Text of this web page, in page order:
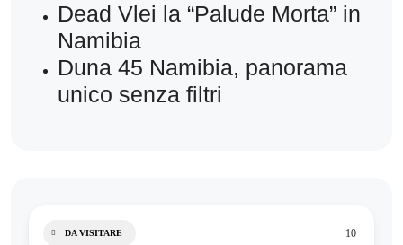
Dead Vlei la “Palude Morta” in
Namibia
Duna 45 Namibia, panorama
unico senza filtri
DA VISITARE 10